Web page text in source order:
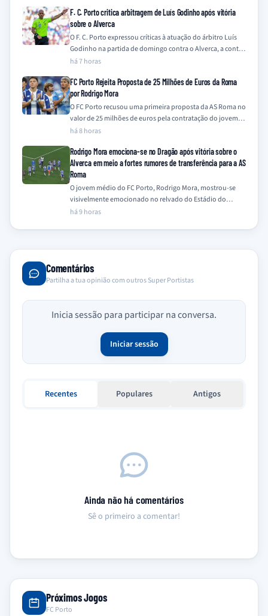
F. C. Porto critica arbitragem de Luís Godinho após vitória
sobre o Alverca
O F. C. Porto expressou críticas à atuação do árbitro Luís
Godinho na partida de domingo contra o Alverca, a contar
para…
há 7 horas
FC Porto Rejeita Proposta de 25 Milhões de Euros da Roma
por Rodrigo Mora
O FC Porto recusou uma primeira proposta da AS Roma no
valor de 25 milhões de euros pela contratação do jovem
médio-ofensivo…
há 8 horas
Rodrigo Mora emociona-se no Dragão após vitória sobre o
Alverca em meio a fortes rumores de transferência para a AS
Roma
O jovem médio do FC Porto, Rodrigo Mora, mostrou-se
visivelmente emocionado no relvado do Estádio do
Dragão após a vitória sobre o…
há 9 horas
Comentários
Partilha a tua opinião com outros Super Portistas
Inicia sessão para participar na conversa.
Iniciar sessão
Recentes Populares Antigos
Ainda não há comentários
Sê o primeiro a comentar!
Próximos Jogos
FC Porto